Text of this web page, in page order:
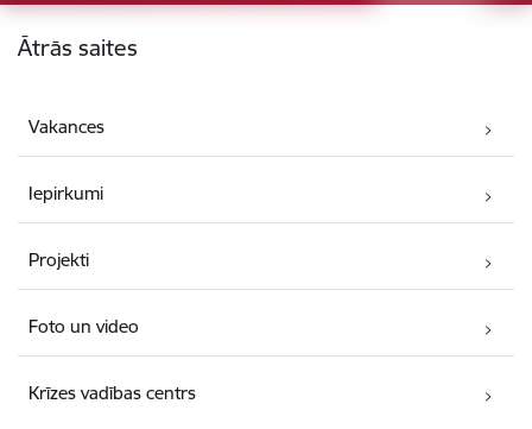
Kājene
Ātrās saites
Vakances
Iepirkumi
Projekti
Foto un video
Krīzes vadības centrs